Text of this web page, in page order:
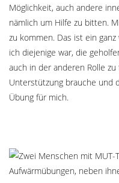
Möglichkeit, auch andere
nämlich um Hilfe zu bitten.
zu kommen. Das ist ein
ich diejenige war, die
auch in der anderen Rolle
Unterstützung brauche und
Übung für mich.